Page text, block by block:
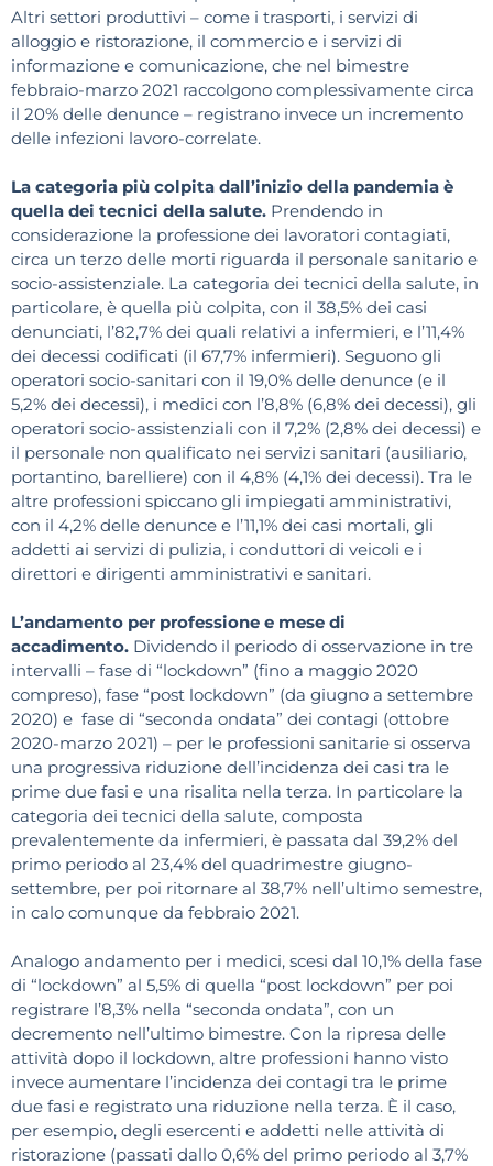
Altri settori produttivi – come i trasporti, i servizi di
alloggio e ristorazione, il commercio e i servizi di
informazione e comunicazione, che nel bimestre
febbraio-marzo 2021 raccolgono complessivamente circa
il 20% delle denunce – registrano invece un incremento
delle infezioni lavoro-correlate.
La categoria più colpita dall’inizio della pandemia è
quella dei tecnici della salute. Prendendo in
considerazione la professione dei lavoratori contagiati,
circa un terzo delle morti riguarda il personale sanitario e
socio-assistenziale. La categoria dei tecnici della salute, in
particolare, è quella più colpita, con il 38,5% dei casi
denunciati, l’82,7% dei quali relativi a infermieri, e l’11,4%
dei decessi codificati (il 67,7% infermieri). Seguono gli
operatori socio-sanitari con il 19,0% delle denunce (e il
5,2% dei decessi), i medici con l’8,8% (6,8% dei decessi), gli
operatori socio-assistenziali con il 7,2% (2,8% dei decessi) e
il personale non qualificato nei servizi sanitari (ausiliario,
portantino, barelliere) con il 4,8% (4,1% dei decessi). Tra le
altre professioni spiccano gli impiegati amministrativi,
con il 4,2% delle denunce e l’11,1% dei casi mortali, gli
addetti ai servizi di pulizia, i conduttori di veicoli e i
direttori e dirigenti amministrativi e sanitari.
L’andamento per professione e mese di
accadimento. Dividendo il periodo di osservazione in tre
intervalli – fase di “lockdown” (fino a maggio 2020
compreso), fase “post lockdown” (da giugno a settembre
2020) e fase di “seconda ondata” dei contagi (ottobre
2020-marzo 2021) – per le professioni sanitarie si osserva
una progressiva riduzione dell’incidenza dei casi tra le
prime due fasi e una risalita nella terza. In particolare la
categoria dei tecnici della salute, composta
prevalentemente da infermieri, è passata dal 39,2% del
primo periodo al 23,4% del quadrimestre giugno-
settembre, per poi ritornare al 38,7% nell’ultimo semestre,
in calo comunque da febbraio 2021.
Analogo andamento per i medici, scesi dal 10,1% della fase
di “lockdown” al 5,5% di quella “post lockdown” per poi
registrare l’8,3% nella “seconda ondata”, con un
decremento nell’ultimo bimestre. Con la ripresa delle
attività dopo il lockdown, altre professioni hanno visto
invece aumentare l’incidenza dei contagi tra le prime
due fasi e registrato una riduzione nella terza. È il caso,
per esempio, degli esercenti e addetti nelle attività di
ristorazione (passati dallo 0,6% del primo periodo al 3,7%